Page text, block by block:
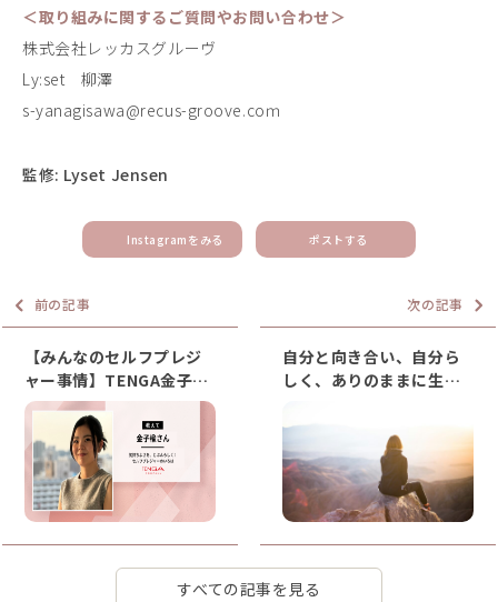
＜取り組みに関するご質問やお問い合わせ＞
株式会社レッカスグルーヴ
Ly:set 柳澤
s-yanagisawa@recus-groove.coｍ
監修: Lyset Jensen
Instagramをみる ポストする
前の記事
【みんなのセルフプレジ
ャー事情】TENGA金子さ
んに聞いてみた！セルフ
プレジャーしてもいい
の？
次の記事
自分と向き合い、自分ら
しく、ありのままに生き
ウェルネスリトリート
すべての記事を見る